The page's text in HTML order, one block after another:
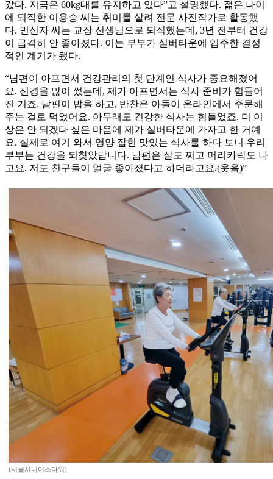
갔다. 지금은 60kg대를 유지하고 있다”고 설명했다. 젊은 나이
에 퇴직한 이용승 씨는 취미를 살려 전문 사진작가로 활동했
다. 민신자 씨는 교장 선생님으로 퇴직했는데, 3년 전부터 건강
이 급격히 안 좋아졌다. 이는 부부가 실버타운에 입주한 결정
적인 계기가 됐다.
“남편이 아프면서 건강관리의 첫 단계인 식사가 중요해졌어
요. 신경을 많이 썼는데, 제가 아프면서는 식사 준비가 힘들어
진 거죠. 남편이 밥을 하고, 반찬은 아들이 온라인에서 주문해
주는 걸로 먹었어요. 아무래도 건강한 식사는 힘들었죠. 더 이
상은 안 되겠다 싶은 마음에 제가 실버타운에 가자고 한 거예
요. 실제로 여기 와서 영양 잡힌 맛있는 식사를 하다 보니 우리
부부는 건강을 되찾았답니다. 남편은 살도 찌고 머리카락도 나
고요. 저도 친구들이 얼굴 좋아졌다고 하더라고요.(웃음)”
(서울시니어스타워)